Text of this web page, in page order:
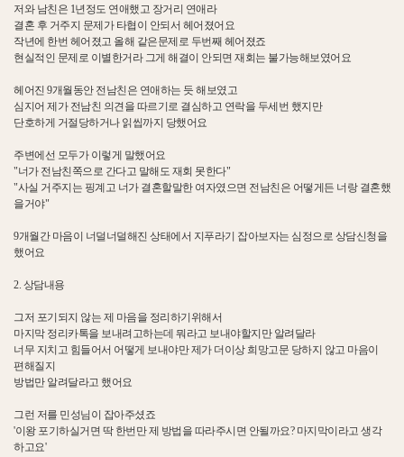
저와 남친은 1년정도 연애했고 장거리 연애라
결혼 후 거주지 문제가 타협이 안되서 헤어졌어요
작년에 한번 헤어졌고 올해 같은문제로 두번째 헤어졌죠
현실적인 문제로 이별한거라 그게 해결이 안되면 재회는 불가능해보였어요
헤어진 9개월동안 전남친은 연애하는 듯 해보였고
심지어 제가 전남친 의견을 따르기로 결심하고 연락을 두세번 했지만
단호하게 거절당하거나 읽씹까지 당했어요
주변에선 모두가 이렇게 말했어요
"너가 전남친쪽으로 간다고 말해도 재회 못한다"
"사실 거주지는 핑계고 너가 결혼할말한 여자였으면 전남친은 어떻게든 너랑 결혼했
을거야"
9개월간 마음이 너덜너덜해진 상태에서 지푸라기 잡아보자는 심정으로 상담신청을
했어요
2. 상담내용
그저 포기되지 않는 제 마음을 정리하기위해서
마지막 정리카톡을 보내려고하는데 뭐라고 보내야할지만 알려달라
너무 지치고 힘들어서 어떻게 보내야만 제가 더이상 희망고문 당하지 않고 마음이
편해질지
방법만 알려달라고 했어요
그런 저를 민성님이 잡아주셨죠
'이왕 포기하실거면 딱 한번만 제 방법을 따라주시면 안될까요? 마지막이라고 생각
하고요'